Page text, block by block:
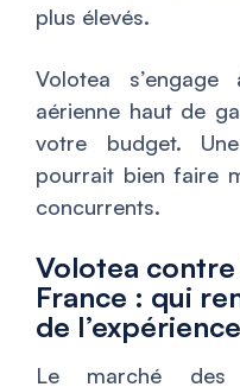
plus élevés.
Volotea
aérienne haut de
votre budget.
pourrait bien faire
concurrents.
Volotea
France : qui
de
Le marché des